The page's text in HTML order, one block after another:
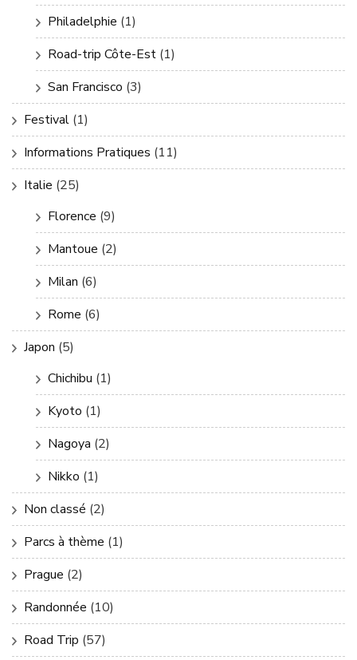
Philadelphie (1)
Road-trip Côte-Est (1)
San Francisco (3)
Festival (1)
Informations Pratiques (11)
Italie (25)
Florence (9)
Mantoue (2)
Milan (6)
Rome (6)
Japon (5)
Chichibu (1)
Kyoto (1)
Nagoya (2)
Nikko (1)
Non classé (2)
Parcs à thème (1)
Prague (2)
Randonnée (10)
Road Trip (57)